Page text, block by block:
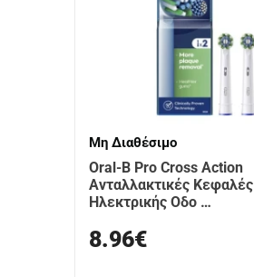
Μη Διαθέσιμο
Oral-B Pro Cross Action
Ανταλλακτικές Κεφαλές
Ηλεκτρικής Οδο …
8.96€